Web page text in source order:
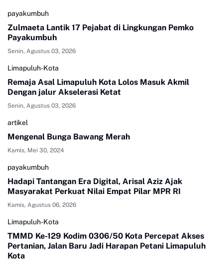
payakumbuh
Zulmaeta Lantik 17 Pejabat di Lingkungan Pemko
Payakumbuh
Senin, Agustus 03, 2026
Limapuluh-Kota
Remaja Asal Limapuluh Kota Lolos Masuk Akmil
Dengan jalur Akselerasi Ketat
Senin, Agustus 03, 2026
artikel
Mengenal Bunga Bawang Merah
Kamis, Mei 30, 2024
payakumbuh
Hadapi Tantangan Era Digital, Arisal Aziz Ajak
Masyarakat Perkuat Nilai Empat Pilar MPR RI
Kamis, Agustus 06, 2026
Limapuluh-Kota
TMMD Ke-129 Kodim 0306/50 Kota Percepat Akses
Pertanian, Jalan Baru Jadi Harapan Petani Limapuluh
Kota